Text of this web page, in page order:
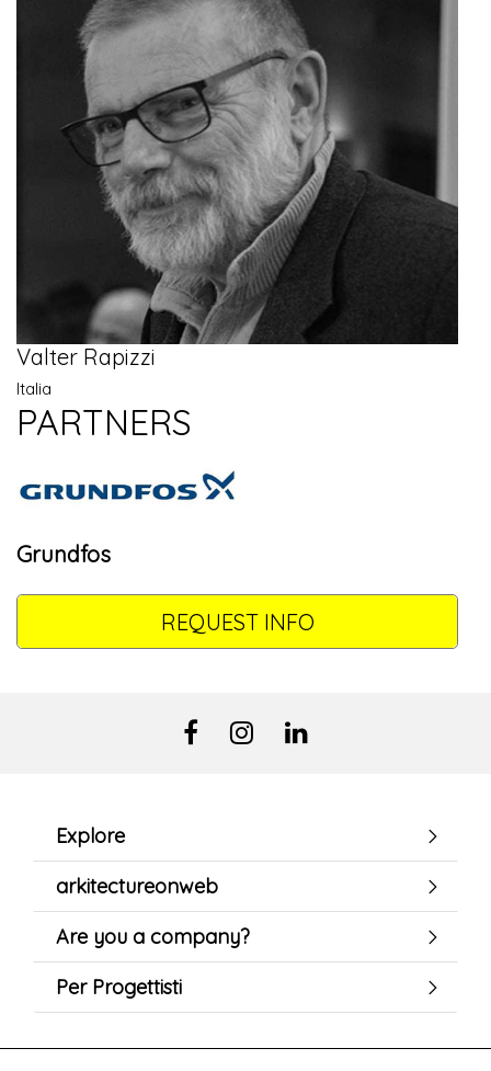
Valter Rapizzi
Italia
PARTNERS
Grundfos
REQUEST INFO
Explore
arkitectureonweb
Are you a company?
Per Progettisti